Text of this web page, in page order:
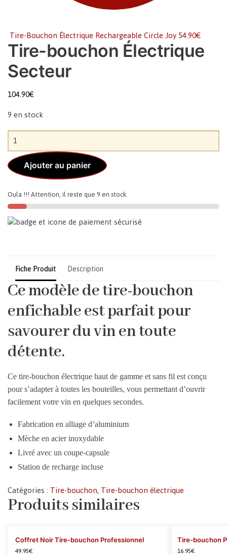
Tire-Bouchon Électrique Rechargeable Circle Joy 54.90€
Tire-bouchon Électrique
Secteur
104.90€
9 en stock
Ajouter au panier
Oula !!! Attention, il reste que 9 en stock.
Fiche Produit Description
Ce modèle de tire-bouchon
enfichable est parfait pour
savourer du vin en toute
détente.
Ce tire-bouchon électrique haut de gamme et sans fil est conçu
pour s’adapter à toutes les bouteilles, vous permettant d’ouvrir
facilement votre vin en quelques secondes.
Fabrication en alliage d’aluminium
Mèche en acier inoxydable
Livré avec un coupe-capsule
Station de recharge incluse
Catégories : Tire-bouchon, Tire-bouchon électrique
Produits similaires
Coffret Noir Tire-bouchon Professionnel
49.95€
Tire-bouchon
16.95€